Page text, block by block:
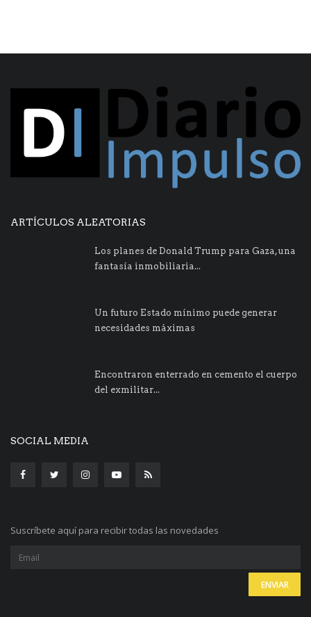
ARTÍCULOS ALEATORIAS
Los planes de Donald Trump para Gaza, una
fantasía inmobiliaria...
Un futuro Estado mínimo puede generar
necesidades máximas
Encontraron enterrado en cemento el cuerpo
del exmilitar...
SOCIAL MEDIA
Suscríbete aquí para recibir todas las novedades